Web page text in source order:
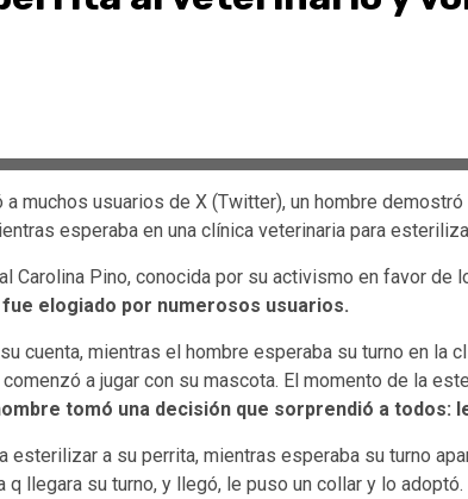
a muchos usuarios de X (Twitter), un hombre
esperaba en una clínica veterinaria para
Carolina Pino, conocida por su activismo en favor de
elogiado por numerosos usuarios.
cuenta, mientras el hombre esperaba su turno en la
a jugar con su mascota. El momento de la
tomó una decisión que sorprendió a todos:
esterilizar a su perrita, mientras esperaba su turno
q llegara su turno, y llegó, le puso un collar y lo